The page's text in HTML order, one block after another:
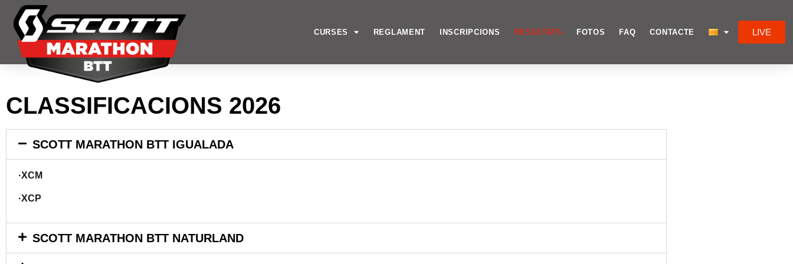
CURSES REGLAMENT INSCRIPCIONS RESULTATS FOTOS FAQ CONTACTE LIVE
CLASSIFICACIONS 2026
SCOTT MARATHON BTT IGUALADA
·XCM
·XCP
SCOTT MARATHON BTT NATURLAND